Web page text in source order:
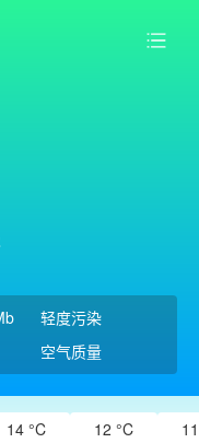
轻度污染
空气质量
14 °C 12 °C